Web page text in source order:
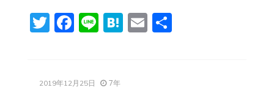
Twitter
Facebook
LineHatena
Email
共
2019年12月25日 7年